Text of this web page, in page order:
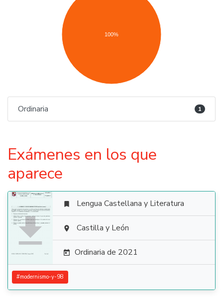
100%
Ordinaria 1
Exámenes en los que
aparece

 Lengua Castellana y Literatura
 Castilla y León
 Ordinaria de 2021
#modernismo-y-98